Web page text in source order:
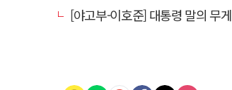
[야고부-이호준] 대통령 말의 무게